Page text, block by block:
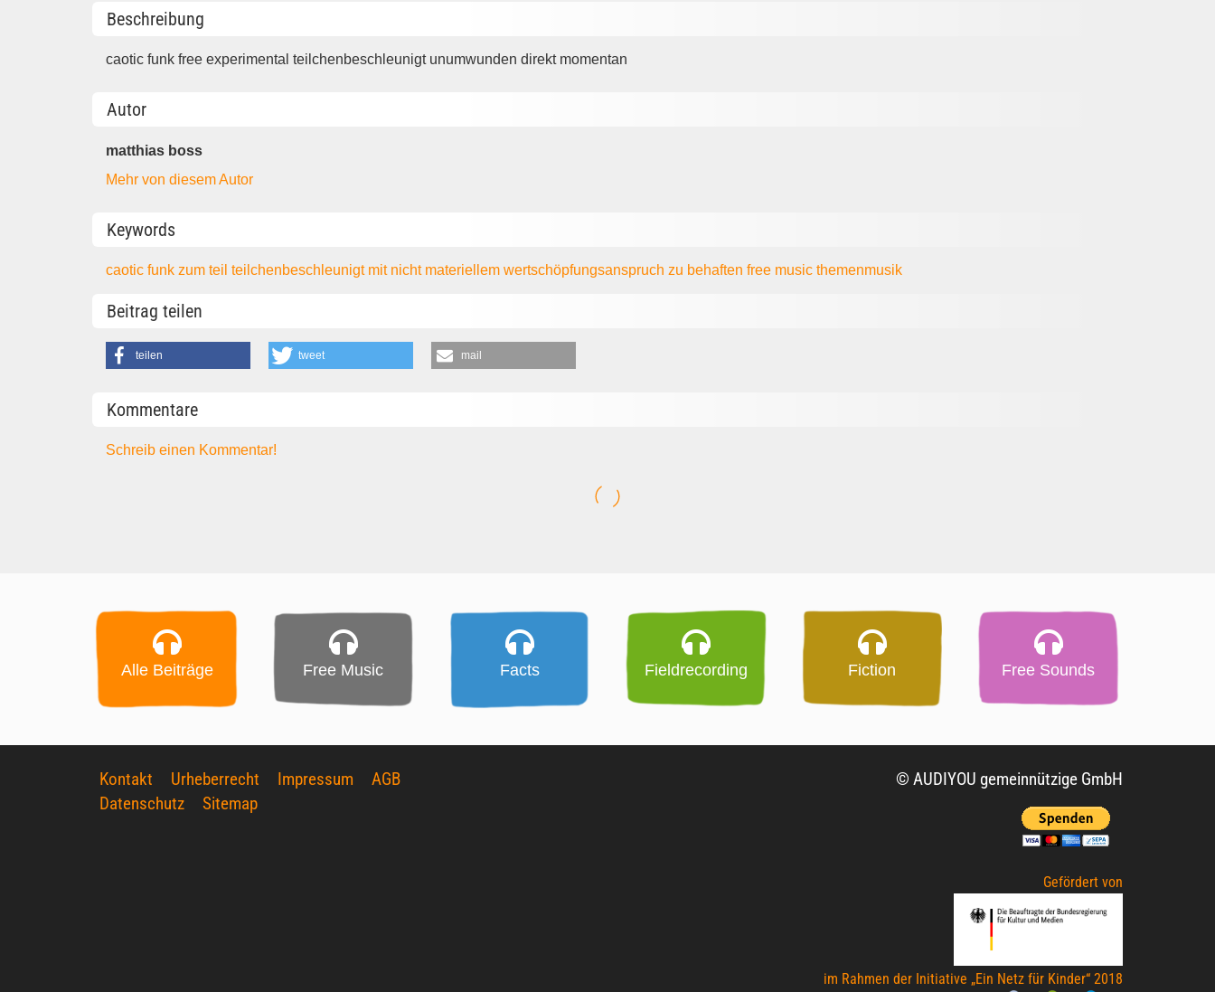
Beschreibung
caotic funk free experimental teilchenbeschleunigt unumwunden direkt momentan
Autor
matthias boss
Mehr von diesem Autor
Keywords
caoticfunkzum teil teilchenbeschleunigt mit nicht materiellem wertschöpfungsanspruch zu behaftenfree musicthemenmusik
Beitrag teilen
teilen tweet mail
Kommentare
Schreib einen Kommentar!
Alle Beiträge Free Music Facts Fieldrecording Fiction Free Sounds
Kontakt Urheberrecht Impressum
AGB
Datenschutz
Sitemap
© AUDIYOU gemeinnützige GmbH
Gefördert von
im Rahmen der Initiative „Ein Netz für Kinder“ 2018